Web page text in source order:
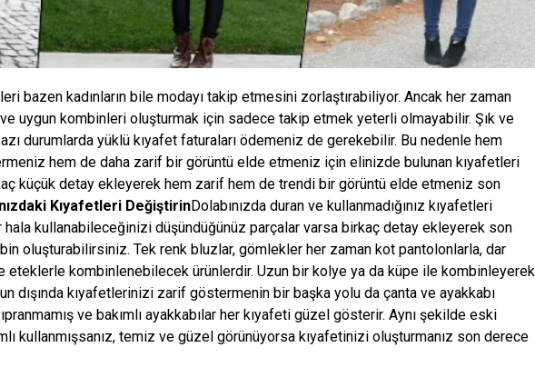
bazen kadınların bile modayı takip etmesini zorlaştırabiliyor. Ancak her zaman
uygun kombinleri oluşturmak için sadece takip etmek yeterli olmayabilir. Şık ve
durumlarda yüklü kıyafet faturaları ödemeniz de gerekebilir. Bu nedenle hem
hem de daha zarif bir görüntü elde etmeniz için elinizde bulunan kıyafetleri
küçük detay ekleyerek hem zarif hem de trendi bir görüntü elde etmeniz son
Kıyafetleri DeğiştirinDolabınızda duran ve kullanmadığınız kıyafetleri
kullanabileceğinizi düşündüğünüz parçalar varsa birkaç detay ekleyerek son
oluşturabilirsiniz. Tek renk bluzlar, gömlekler her zaman kot pantolonlarla, dar
eteklerle kombinlenebilecek ürünlerdir. Uzun bir kolye ya da küpe ile kombinleyerek
dışında kıyafetlerinizi zarif göstermenin bir başka yolu da çanta ve ayakkabı
ve bakımlı ayakkabılar her kıyafeti güzel gösterir. Aynı şekilde eski
kullanmışsanız, temiz ve güzel görünüyorsa kıyafetinizi oluşturmanız son derece